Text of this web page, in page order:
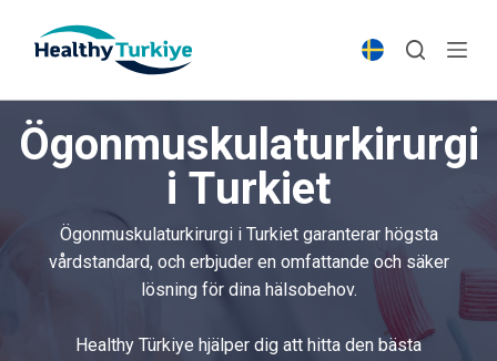
p
t
o
Ögonmuskulaturkirurgi
i Turkiet
Ögonmuskulaturkirurgi i Turkiet garanterar högsta
vårdstandard, och erbjuder en omfattande och säker
lösning för dina hälsobehov.
Healthy Türkiye hjälper dig att hitta den bästa